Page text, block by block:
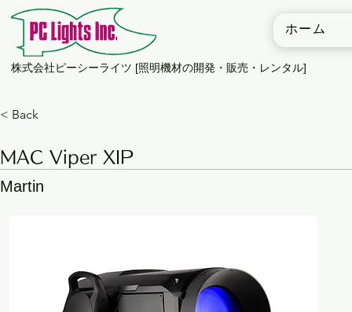
ホーム
​株式会社ピーシーライツ [照明機材の開発・販売・レンタル]
< Back
MAC Viper XIP
Martin